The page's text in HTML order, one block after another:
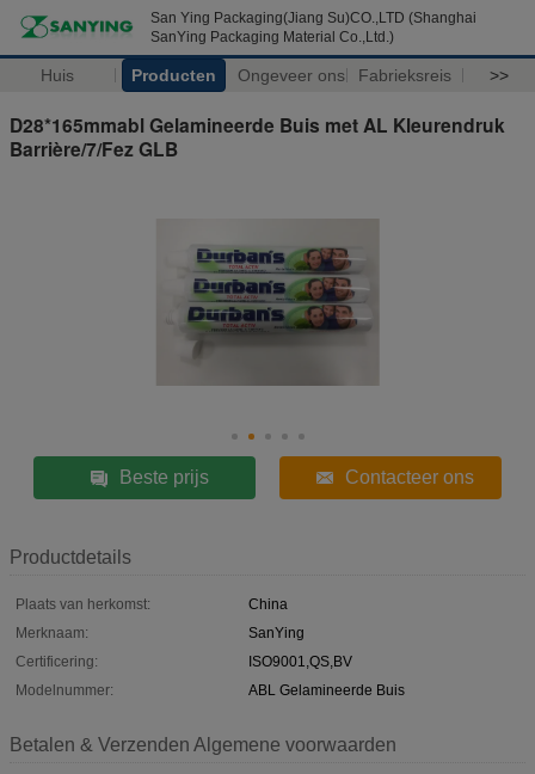
San Ying Packaging(Jiang Su)CO.,LTD (Shanghai
SanYing Packaging Material Co.,Ltd.)
Huis Producten Ongeveer ons Fabrieksreis >>
D28*165mmabl Gelamineerde Buis met AL Kleurendruk
Barrière/7/Fez GLB
Beste prijs Contacteer ons
Productdetails
Plaats van herkomst:
China
Merknaam:
SanYing
Certificering:
ISO9001,QS,BV
Modelnummer:
ABL Gelamineerde Buis
Betalen & Verzenden Algemene voorwaarden